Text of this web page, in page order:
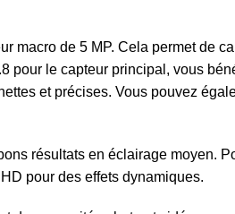
macro de 5 MP. Cela permet de
pour le capteur principal, vous
et précises. Vous pouvez
résultats en éclairage moyen.
pour des effets dynamiques.